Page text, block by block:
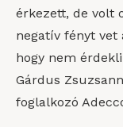
érkezett, de volt
negatív fényt
hogy nem
Gárdus
foglalkozó